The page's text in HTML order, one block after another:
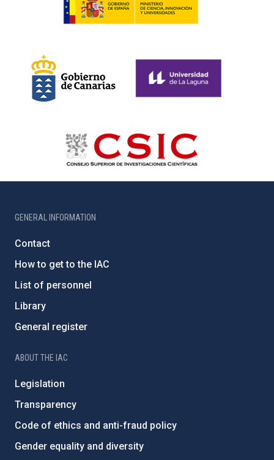
GENERAL INFORMATION
Contact
How to get to the IAC
List of personnel
Library
General register
ABOUT THE IAC
Legislation
Transparency
Code of ethics and anti-fraud policy
Gender equality and diversity